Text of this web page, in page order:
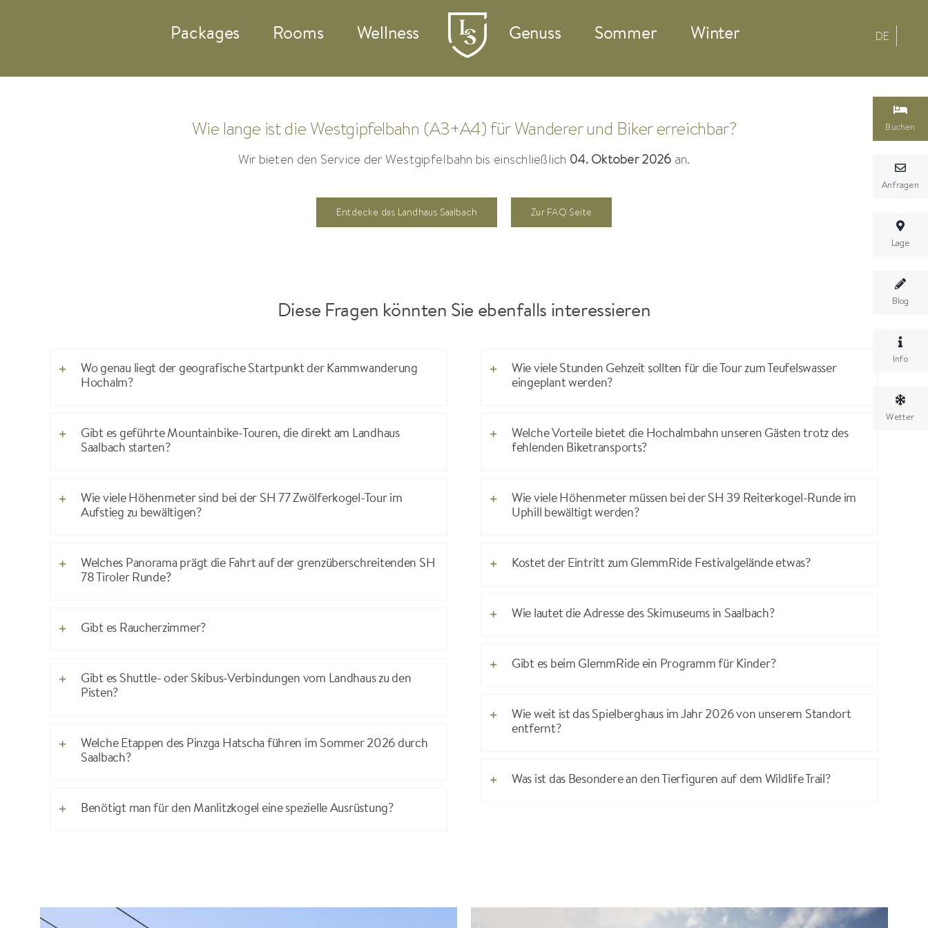
Packages Rooms Wellness Genuss Sommer Winter DE
Wie lange ist die Westgipfelbahn (A3+A4) für Wanderer und Biker erreichbar?
Wir bieten den Service der Westgipfelbahn bis einschließlich 04. Oktober 2026 an.
Entdecke das Landhaus Saalbach Zur FAQ Seite
Diese Fragen könnten Sie ebenfalls interessieren
Wo genau liegt der geografische Startpunkt der Kammwanderung
Hochalm?
Gibt es geführte Mountainbike-Touren, die direkt am Landhaus
Saalbach starten?
Wie viele Höhenmeter sind bei der SH 77 Zwölferkogel-Tour im
Aufstieg zu bewältigen?
Welches Panorama prägt die Fahrt auf der grenzüberschreitenden SH
78 Tiroler Runde?
Gibt es Raucherzimmer?
Gibt es Shuttle- oder Skibus-Verbindungen vom Landhaus zu den
Pisten?
Welche Etappen des Pinzga Hatscha führen im Sommer 2026 durch
Saalbach?
Benötigt man für den Manlitzkogel eine spezielle Ausrüstung?
Wie viele Stunden Gehzeit sollten für die Tour zum Teufelswasser
eingeplant werden?
Welche Vorteile bietet die Hochalmbahn unseren Gästen trotz des
fehlenden Biketransports?
Wie viele Höhenmeter müssen bei der SH 39 Reiterkogel-Runde im
Uphill bewältigt werden?
Kostet der Eintritt zum GlemmRide Festivalgelände etwas?
Wie lautet die Adresse des Skimuseums in Saalbach?
Gibt es beim GlemmRide ein Programm für Kinder?
Wie weit ist das Spielberghaus im Jahr 2026 von unserem Standort
entfernt?
Was ist das Besondere an den Tierfiguren auf dem Wildlife Trail?
Buchen
Anfragen
Lage
Blog
Info
Wetter